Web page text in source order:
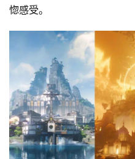
惚感受。